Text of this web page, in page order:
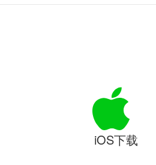
iOS下载